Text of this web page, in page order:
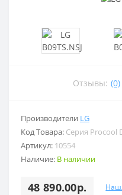
Отзывы: (0)
Производители LG
Код Товара: Серия Procool
Артикул: 10554
Наличие: В наличии
48 890.00р.